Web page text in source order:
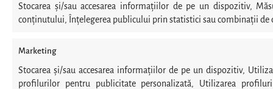
Stocarea și/sau accesarea informațiilor de pe un dispozitiv,
conținutului, Înțelegerea publicului prin statistici sau combinații de
Marketing
Stocarea și/sau accesarea informațiilor de pe un dispozitiv,
profilurilor pentru publicitate personalizată, Utilizarea